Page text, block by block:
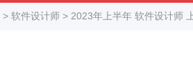
> 软件设计师 > 2023年上半年 软件设计师